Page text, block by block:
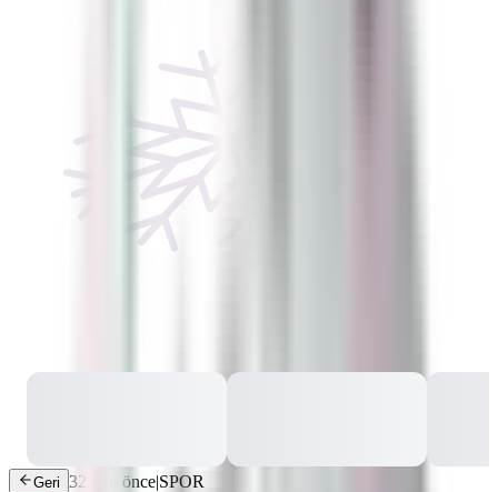
Geri 32 gün önce|SPOR